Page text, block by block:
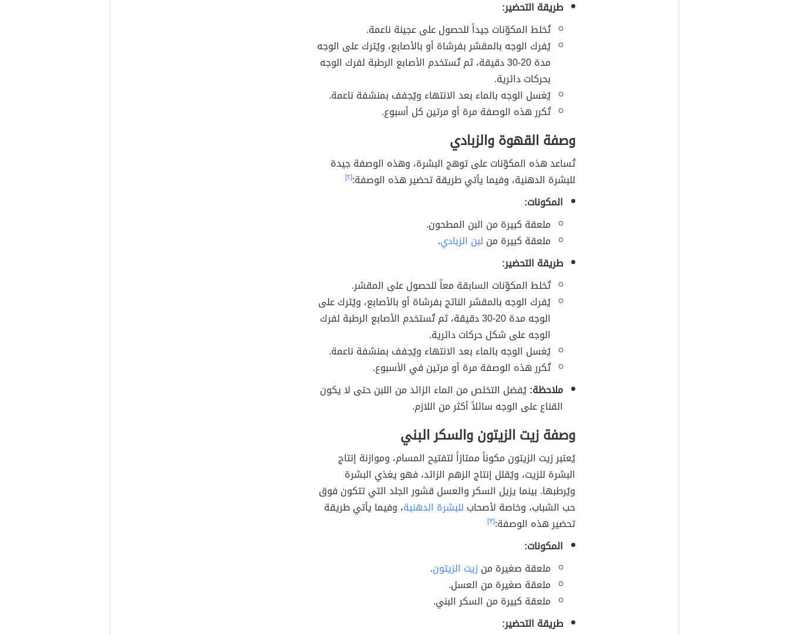
طريقة التحضير:
تُخلط المكوّنات جيداً للحصول على عجينة ناعمة.
يُفرك الوجه بالمقشر بفرشاة أو بالأصابع، ويُترك على الوجه
مدة 20-30 دقيقة، ثم تُستخدم الأصابع الرطبة لفرك الوجه
بحركات دائرية.
يُغسل الوجه بالماء بعد الانتهاء ويُجفف بمنشفة ناعمة.
تُكرر هذه الوصفة مرة أو مرتين كل أسبوع.
وصفة القهوة والزبادي
تُساعد هذه المكوّنات على توهج البشرة، وهذه الوصفة جيدة
للبشرة الدهنية، وفيما يأتي طريقة تحضير هذه الوصفة:[٢]
المكونات:
ملعقة كبيرة من البن المطحون.
ملعقة كبيرة من لبن الزبادي.
طريقة التحضير:
تُخلط المكوّنات السابقة معاً للحصول على المقشر.
يُفرك الوجه بالمقشر الناتج بفرشاة أو بالأصابع، ويُترك على
الوجه مدة 20-30 دقيقة، ثم تُستخدم الأصابع الرطبة لفرك
الوجه على شكل حركات دائرية.
يُغسل الوجه بالماء بعد الانتهاء ويُجفف بمنشفة ناعمة.
تُكرر هذه الوصفة مرة أو مرتين في الأسبوع.
ملاحظة:يُفضل التخلص من الماء الزائد من اللبن حتى لا يكون
القناع على الوجه سائلاً أكثر من اللازم.
وصفة زيت الزيتون والسكر البني
يُعتبر زيت الزيتون مكوناً ممتازاً لتفتيح المسام، وموازنة إنتاج
البشرة للزيت، ويُقلل إنتاج الزهم الزائد، فهو يغذي البشرة
ويُرطبها. بينما يزيل السكر والعسل قشور الجلد التي تتكون فوق
حب الشباب، وخاصة لأصحاب للبشرة الدهنية، وفيما يأتي طريقة
تحضير هذه الوصفة:[٣]
المكونات:
ملعقة صغيرة من زيت الزيتون.
ملعقة صغيرة من العسل.
ملعقة كبيرة من السكر البني.
طريقة التحضير: